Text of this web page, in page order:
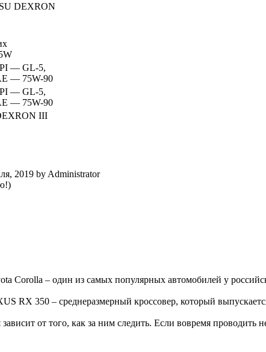
DEXRON
— GL-5,
— 75W-90
— GL-5,
— 75W-90
III
2019 by Administrator
Corolla – один из самых популярных автомобилей у
RX 350 – среднеразмерный кроссовер, который
зависит от того, как за ним следить. Если вовремя проводить